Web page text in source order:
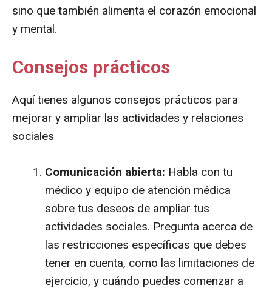
sino que también alimenta el corazón emocional
y mental.
Consejos prácticos
Aquí tienes algunos consejos prácticos para
mejorar y ampliar las actividades y relaciones
sociales
Comunicación abierta: Habla con tu
médico y equipo de atención médica
sobre tus deseos de ampliar tus
actividades sociales. Pregunta acerca de
las restricciones específicas que debes
tener en cuenta, como las limitaciones de
ejercicio, y cuándo puedes comenzar a